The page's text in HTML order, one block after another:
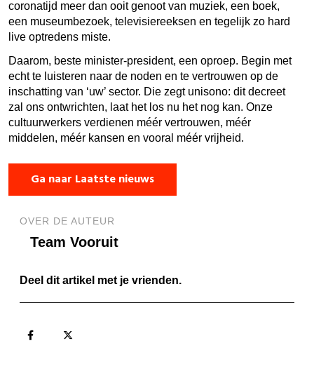
coronatijd meer dan ooit genoot van muziek, een boek,
een museumbezoek, televisiereeksen en tegelijk zo hard
live optredens miste.
Daarom, beste minister-president, een oproep. Begin met
echt te luisteren naar de noden en te vertrouwen op de
inschatting van ‘uw’ sector. Die zegt unisono: dit decreet
zal ons ontwrichten, laat het los nu het nog kan. Onze
cultuurwerkers verdienen méér vertrouwen, méér
middelen, méér kansen en vooral méér vrijheid.
Ga naar Laatste nieuws
OVER DE AUTEUR
Team Vooruit
Deel dit artikel met je vrienden.